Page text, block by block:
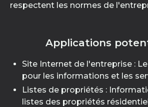
respectent les normes de
Applications
Site Internet de l'entreprise :
pour les informations et les
Listes de propriétés :
listes des propriétés